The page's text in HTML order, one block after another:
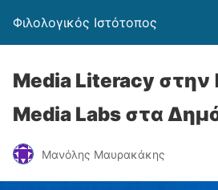
Φιλολογικός Ιστότοπος
Media Literacy
Media Labs στα
Μανόλης Μαυρακάκης